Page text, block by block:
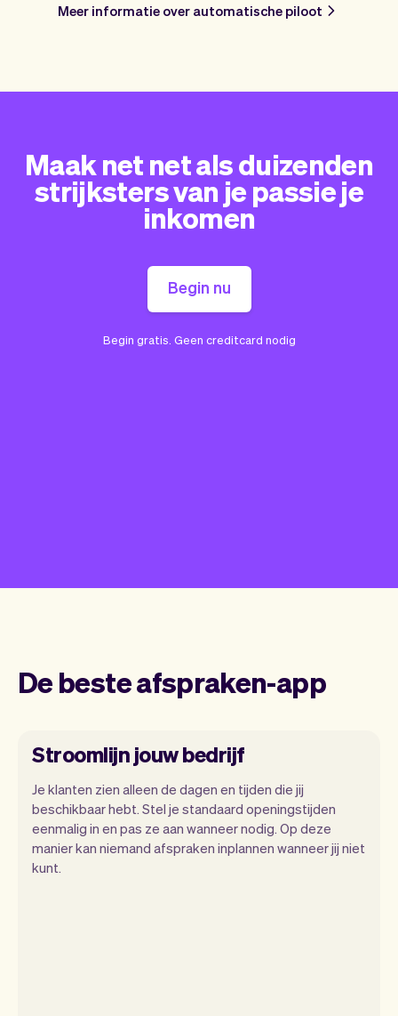
Meer informatie over automatische piloot
Maak net net als duizenden
strijksters van je passie je
inkomen
Begin nu
Begin gratis. Geen creditcard nodig
De beste afspraken-app
Stroomlijn jouw bedrijf
Je klanten zien alleen de dagen en tijden die jij
beschikbaar hebt. Stel je standaard openingstijden
eenmalig in en pas ze aan wanneer nodig. Op deze
manier kan niemand afspraken inplannen wanneer jij niet
kunt.